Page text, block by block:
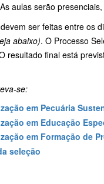
aulas serão
ser feitas entre os
abaixo). O Processo
resultado final está
se:
em Pecuária
em Educação
em Formação de
seleção